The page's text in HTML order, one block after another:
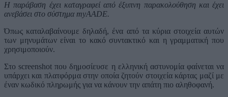
Η παράβαση έχει καταγραφεί από έξυπνη παρακολούθηση και έχει
ανεβάσει στο σύστημα myAADE.
Όπως καταλαβαίνουμε δηλαδή, ένα από τα κύρια στοιχεία αυτών
των μηνυμάτων είναι το κακό συντακτικό και η γραμματική που
χρησιμοποιούν.
Στο screenshot που δημοσίευσε η ελληνική αστυνομία φαίνεται να
υπάρχει και πλατφόρμα στην οποία ζητούν στοιχεία κάρτας μαζί με
έναν κωδικό πληρωμής για να κάνουν την απάτη πιο αληθοφανή.